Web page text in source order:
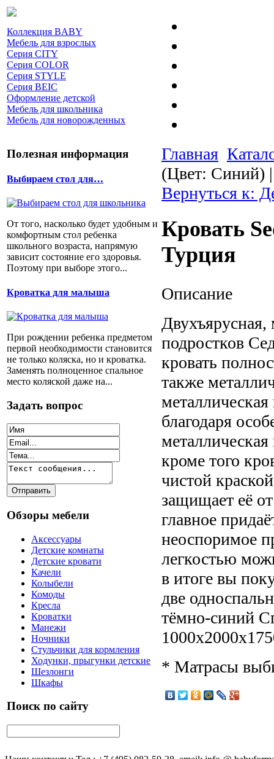
Коллекция BABY
Мебель для взрослых
Серия CITY
Серия COLOR
Серия STYLE
Серия BEIC
Оформление детской
Мебель для школьника
Мебель для новорожденных
Полезная информация
Выбираем стол для…
От того, насколько будет удобным и
комфортным стол ребенка
школьного возраста, напрямую
зависит состояние его здоровья.
Поэтому при выборе этого...
Кроватка для малыша
При рождении ребенка предметом
первой необходимости становится
не только коляска, но и кроватка.
Заменять полноценное спальное
место коляской даже на...
Задать вопрос
Обзоры мебели
Аксессуары
Детские комнаты
Детские кровати
Качели
Колыбели
Комоды
Кресла
Кроватки
Манежи
Ночники
Стульчики для кормления
Ходунки, прыгунки детские
Шезлонги
Шкафы
Поиск по сайту
Главная
(Цвет: Синий)
Вернуться к:
Кровать
Турция
Описание
Двухъярусная,
подростков
кровать
также
благодаря
кроме того
чистой
защищает её
главное
неоспоримое
легкостью
в итоге вы
две
тёмно-синий
* Матрасы